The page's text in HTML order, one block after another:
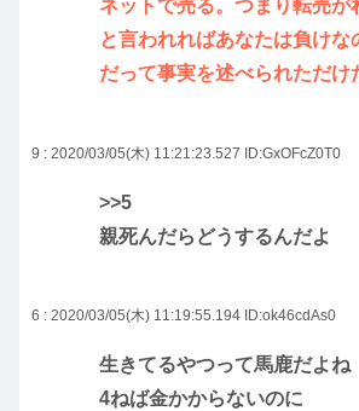
ネットで売る。つまり転売が
と言われればあなたは負けな
だって事実を述べられただけ
9 : 2020/03/05(木) 11:21:23.527 ID:GxOFcZ0T0
>>5
親死んだらどうするんだよ
6 : 2020/03/05(木) 11:19:55.194 ID:ok46cdAs0
生きてるやつって馬鹿だよね
4ねば金かからないのに